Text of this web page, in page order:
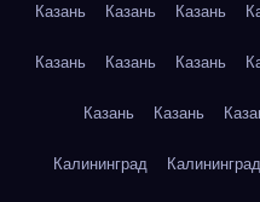
Казань Казань Казань
Казань Казань Казань
Казань Казань
Калининград Калининград